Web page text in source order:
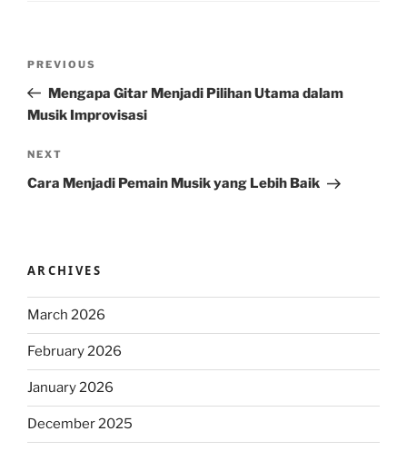
Previous
Post
PREVIOUS
Mengapa Gitar Menjadi Pilihan Utama dalam
Musik Improvisasi
Next
Post
NEXT
Cara Menjadi Pemain Musik yang Lebih Baik
ARCHIVES
March 2026
February 2026
January 2026
December 2025